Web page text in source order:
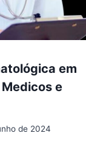
em
e
de 2024